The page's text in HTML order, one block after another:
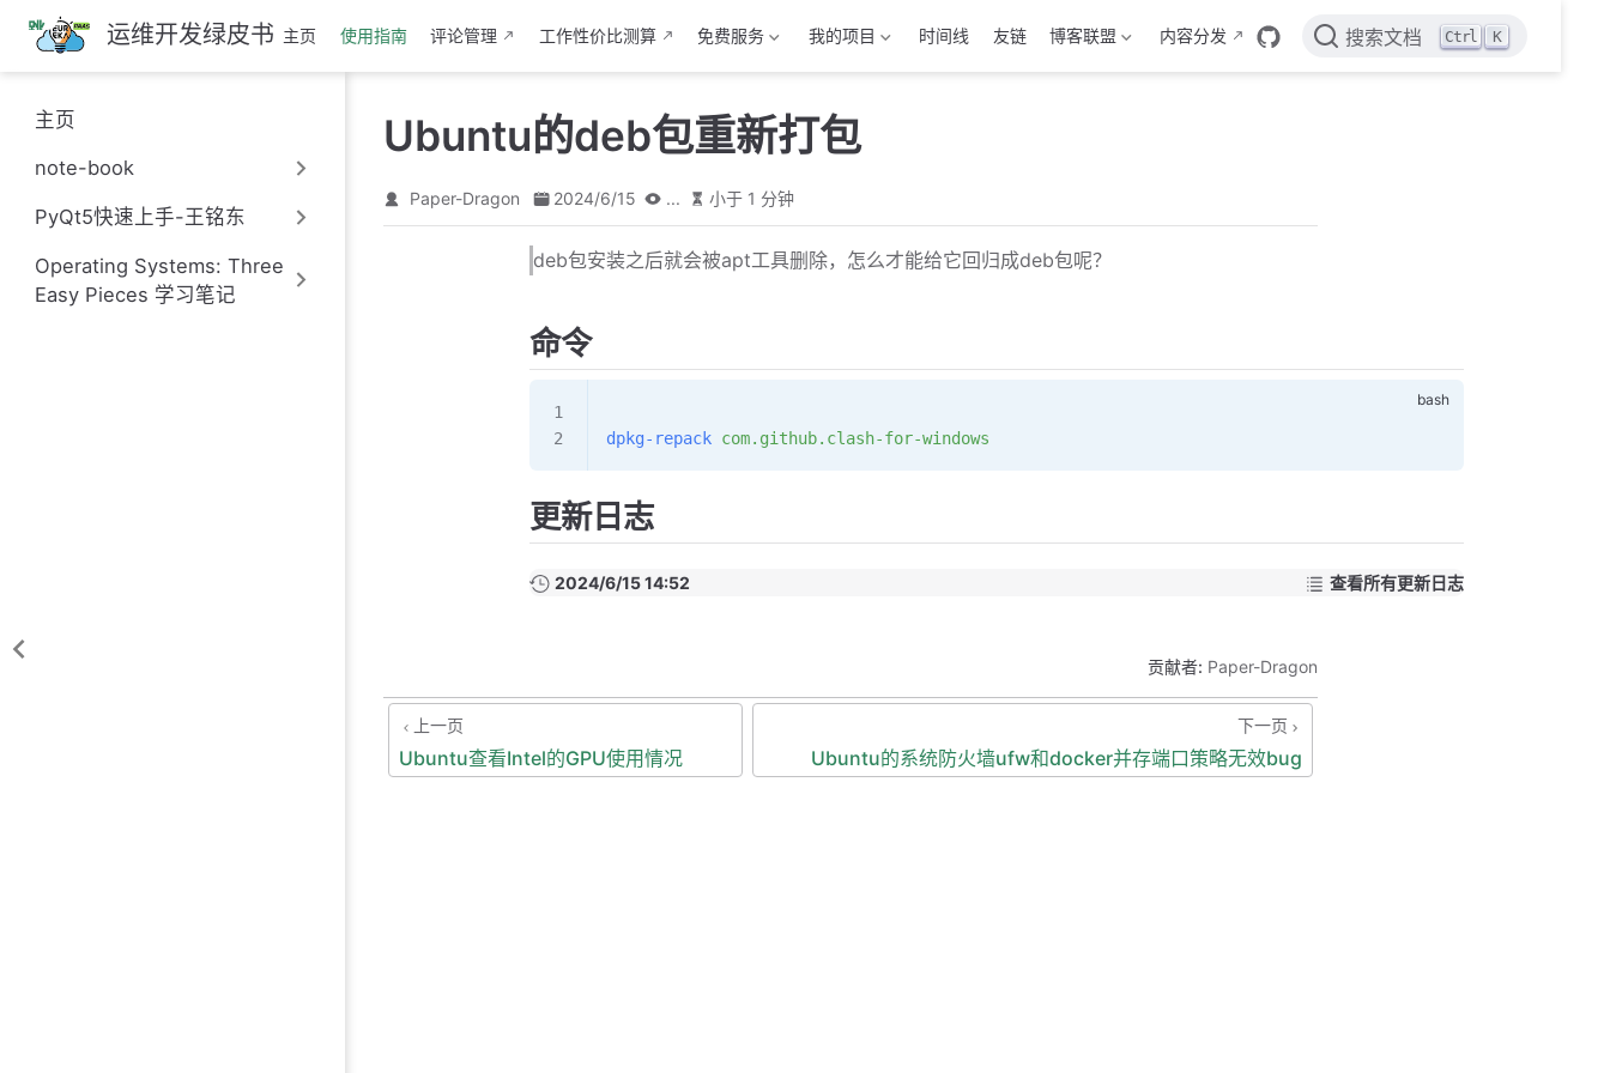
跳
至
主
要
內
运维开发绿皮书 主页 使用指南 评论管理 工作性价比测算 免费服务 我的项目 时间线 友链 博客联盟 内容分发 搜索文档 Ctrl K
主页
note-book
PyQt5快速上手-王铭东
Operating Systems: Three
Easy Pieces 学习笔记
Ubuntu的deb包重新打包
Paper-Dragon 2024/6/15 ... 小于 1 分钟
deb包安装之后就会被apt工具删除，怎么才能给它回归成deb包呢？
命令
dpkg-repack com.github.clash-for-windows
更新日志
2024/6/15 14:52 查看所有更新日志
贡献者: Paper-Dragon
上一页
Ubuntu查看Intel的GPU使用情况
下一页
Ubuntu的系统防火墙ufw和docker并存端口策略无效bug